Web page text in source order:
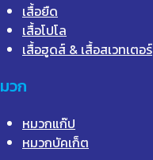
เสื้อยืด
เสื้อโปโล
เสื้อฮูดส์ & เสื้อสเวทเตอร์
วก
หมวกแก๊ป
หมวกบัคเก็ต